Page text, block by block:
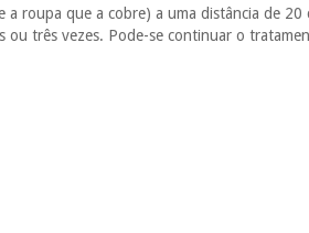
roupa que a cobre) a uma distância de
três vezes. Pode-se continuar o